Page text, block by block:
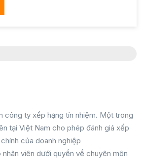
công ty xếp hạng tín nhiệm. Một trong
tại Việt Nam cho phép đánh giá xếp
của doanh nghiệp
nhân viên dưới quyền về chuyên môn